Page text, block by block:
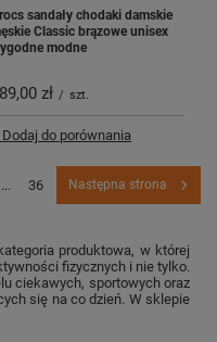
sandały chodaki damskie
Classic brązowe unisex
modne
zł / szt.
Dodaj do porównania
... 36 Następna strona
produktowa, w której
fizycznych i nie tylko.
ciekawych, sportowych oraz
się na co dzień. W sklepie